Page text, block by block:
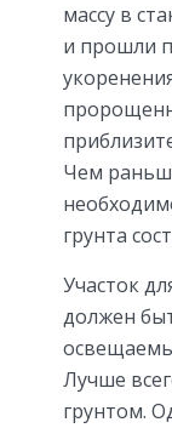
массу в
и прошли
Чем
грунта
Участок
должен
Лучше
грунтом.